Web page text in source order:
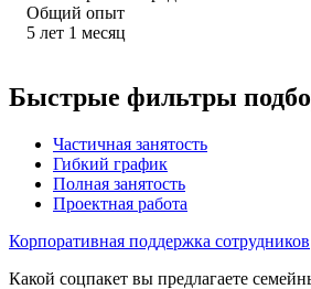
Общий опыт
5 лет 1 месяц
Быстрые фильтры
Частичная занятость
Гибкий график
Полная занятость
Проектная работа
Корпоративная поддержка сотрудников
Какой соцпакет вы предлагаете